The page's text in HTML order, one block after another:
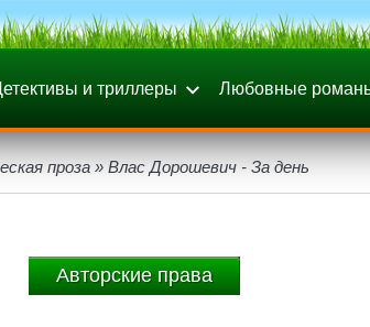
и триллеры Любовные
проза » Влас Дорошевич - За день
Авторские права